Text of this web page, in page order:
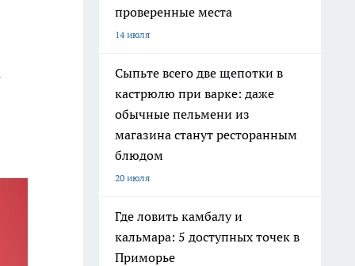
проверенные места
14 июля
Сыпьте всего две щепотки в
кастрюлю при варке: даже
обычные пельмени из
магазина станут ресторанным
блюдом
20 июля
Где ловить камбалу и
кальмара: 5 доступных точек в
Приморье